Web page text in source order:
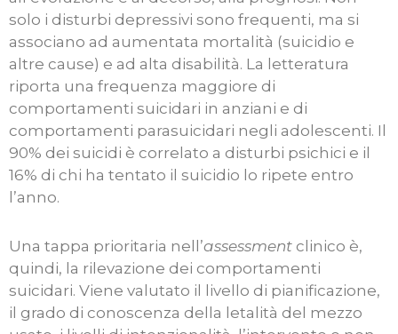
solo i disturbi depressivi sono frequenti, ma si
associano ad aumentata mortalità (suicidio e
altre cause) e ad alta disabilità. La letteratura
riporta una frequenza maggiore di
comportamenti suicidari in anziani e di
comportamenti parasuicidari negli adolescenti. Il
90% dei suicidi è correlato a disturbi psichici e il
16% di chi ha tentato il suicidio lo ripete entro
l’anno.
Una tappa prioritaria nell’assessment clinico è,
quindi, la rilevazione dei comportamenti
suicidari. Viene valutato il livello di pianificazione,
il grado di conoscenza della letalità del mezzo